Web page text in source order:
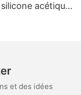
acétique
et des idées